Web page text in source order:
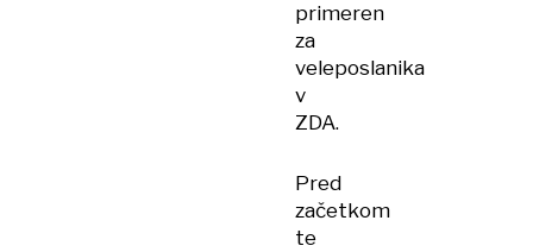
primeren
za
veleposlanika
v
ZDA.
Pred
začetkom
te